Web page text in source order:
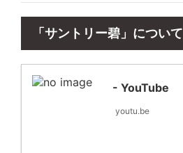
「サントリー碧」について
- YouTube
youtu.be